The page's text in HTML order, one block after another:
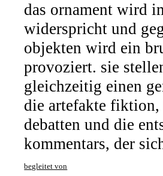
das ornament wird
widerspricht und
objekten wird ein
provoziert. sie
gleichzeitig einen
die artefakte fiktion,
debatten und die
kommentars, der
begleitet von